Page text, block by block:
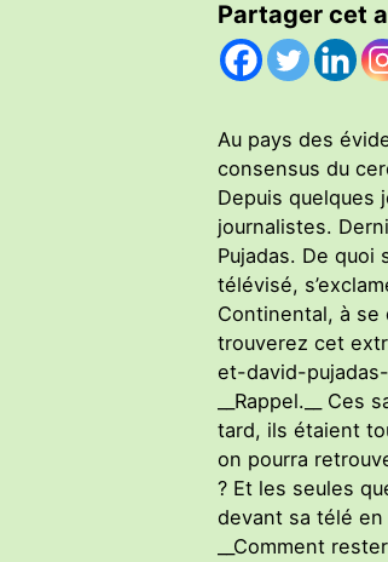
Partager cet
Au pays des
consensus du
Depuis quelques
journalistes.
Pujadas. De quoi
télévisé,
Continental, à se
trouverez cet
et-david-
__Rappel.__
tard, ils étaient
on pourra
? Et les seules
devant sa télé en
__Comment